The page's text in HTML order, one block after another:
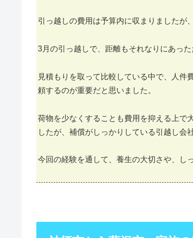
引っ越しの費用は予算内に収まりましたが
3月の引っ越しで、距離もそれなりにあっ
見積もりを取って比較している中で、人件
頼するのが重要だと思いました。
荷物を少なくすることも費用を抑える上で
したが、補償がしっかりしている引越し会
今回の経験を通して、養生の大切さや、し